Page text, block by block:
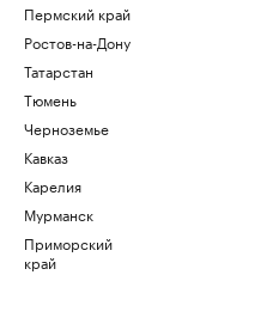
Пермский край
Ростов-на-Дону
Татарстан
Тюмень
Черноземье
Кавказ
Карелия
Мурманск
Приморский
край